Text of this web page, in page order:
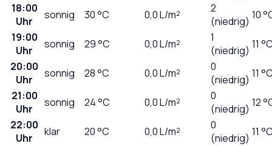
18:00
Uhr
sonnig 30°C 0,0L/m²
2
(niedrig) 10
19:00
Uhr
sonnig 29°C 0,0L/m²
1
(niedrig) 11
20:00
Uhr
sonnig 28°C 0,0L/m²
0
(niedrig) 11
21:00
Uhr
sonnig 24°C 0,0L/m²
0
(niedrig) 12
22:00
Uhr
klar 20°C 0,0L/m²
0
(niedrig) 11